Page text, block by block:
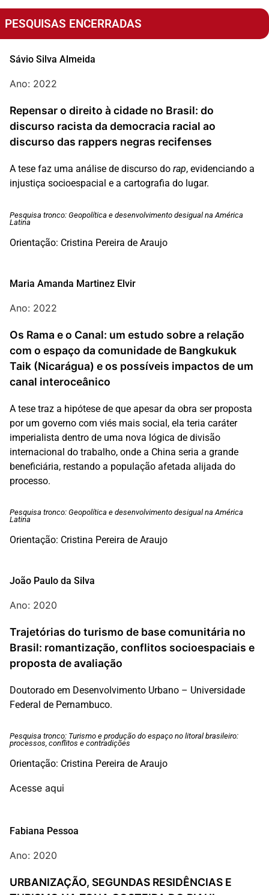
PESQUISAS ENCERRADAS
Sávio Silva Almeida
Ano: 2022
Repensar o direito à cidade no Brasil: do
discurso racista da democracia racial ao
discurso das rappers negras recifenses
A tese faz uma análise de discurso do rap, evidenciando a
injustiça socioespacial e a cartografia do lugar.
Pesquisa tronco: Geopolítica e desenvolvimento desigual na América
Latina
Orientação: Cristina Pereira de Araujo
Maria Amanda Martinez Elvir
Ano: 2022
Os Rama e o Canal: um estudo sobre a relação
com o espaço da comunidade de Bangkukuk
Taik (Nicarágua) e os possíveis impactos de um
canal interoceânico
A tese traz a hipótese de que apesar da obra ser proposta
por um governo com viés mais social, ela teria caráter
imperialista dentro de uma nova lógica de divisão
internacional do trabalho, onde a China seria a grande
beneficiária, restando a população afetada alijada do
processo.
Pesquisa tronco: Geopolítica e desenvolvimento desigual na América
Latina
Orientação: Cristina Pereira de Araujo
João Paulo da Silva
Ano: 2020
Trajetórias do turismo de base comunitária no
Brasil: romantização, conflitos socioespaciais e
proposta de avaliação
Doutorado em Desenvolvimento Urbano – Universidade
Federal de Pernambuco.
Pesquisa tronco: Turismo e produção do espaço no litoral brasileiro:
processos, conflitos e contradições
Orientação: Cristina Pereira de Araujo
Acesse aqui
Fabiana Pessoa
Ano: 2020
URBANIZAÇÃO, SEGUNDAS RESIDÊNCIAS E